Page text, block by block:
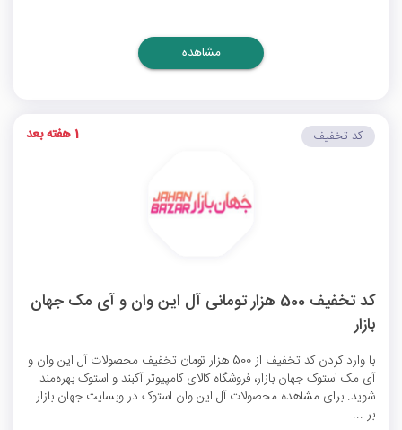
مشاهده
کد تخفیف 500 هزار تومانی آل این وان و آی مک جهان
بازار
با وارد کردن کد تخفیف از 500 هزار تومان تخفیف محصولات آل این وان و
آی مک استوک جهان بازار، فروشگاه کالای کامپیوتر آکبند و استوک بهره‌مند
شوید. برای مشاهده محصولات آل این وان استوک در وبسایت جهان بازار
بر ...
کد تخفیف 1 هفته بعد